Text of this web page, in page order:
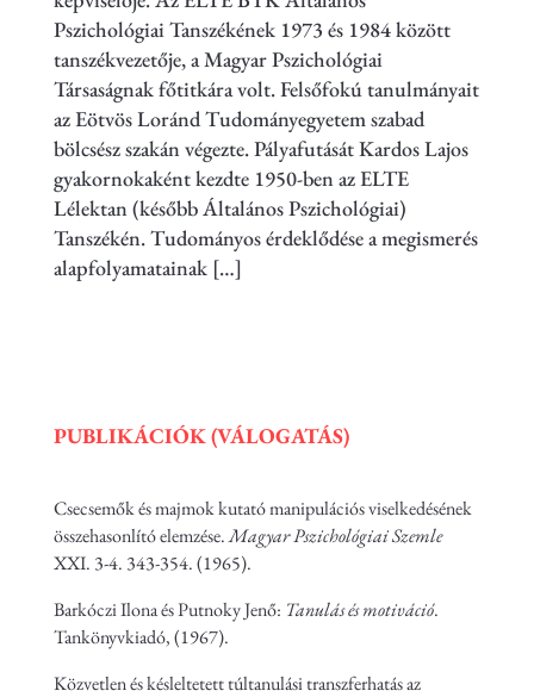
Pszichológiai Tanszékének 1973 és 1984 között
tanszékvezetője, a Magyar Pszichológiai
Társaságnak főtitkára volt. Felsőfokú tanulmányait
az Eötvös Loránd Tudományegyetem szabad
bölcsész szakán végezte. Pályafutását Kardos Lajos
gyakornokaként kezdte 1950-ben az ELTE
Lélektan (később Általános Pszichológiai)
Tanszékén. Tudományos érdeklődése a megismerés
alapfolyamatainak […]
PUBLIKÁCIÓK (VÁLOGATÁS)
Csecsemők és majmok kutató manipulációs viselkedésének
összehasonlító elemzése.Magyar Pszichológiai Szemle
XXI. 3-4. 343-354. (1965).
Barkóczi Ilona és Putnoky Jenő: Tanulás és motiváció.
Tankönyvkiadó, (1967).
Közvetlen és késleltetett túltanulási transzferhatás az